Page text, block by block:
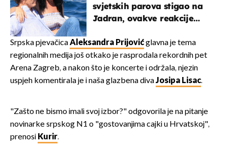
svjetskih parova stigao na
Jadran, ovakve reakcije
Srpska pjevačicaAleksandra Prijovićglavna je tema
regionalnih medija još otkako je rasprodala rekordnih pet
Arena Zagreb, a nakon što je koncerte i održala, njezin
uspjeh komentirala je i naša glazbena divaJosipa Lisac.
"Zašto ne bismo imali svoj izbor?" odgovorila je na pitanje
novinarke srpskog N1 o "gostovanjima cajki u Hrvatskoj",
prenosi Kurir.